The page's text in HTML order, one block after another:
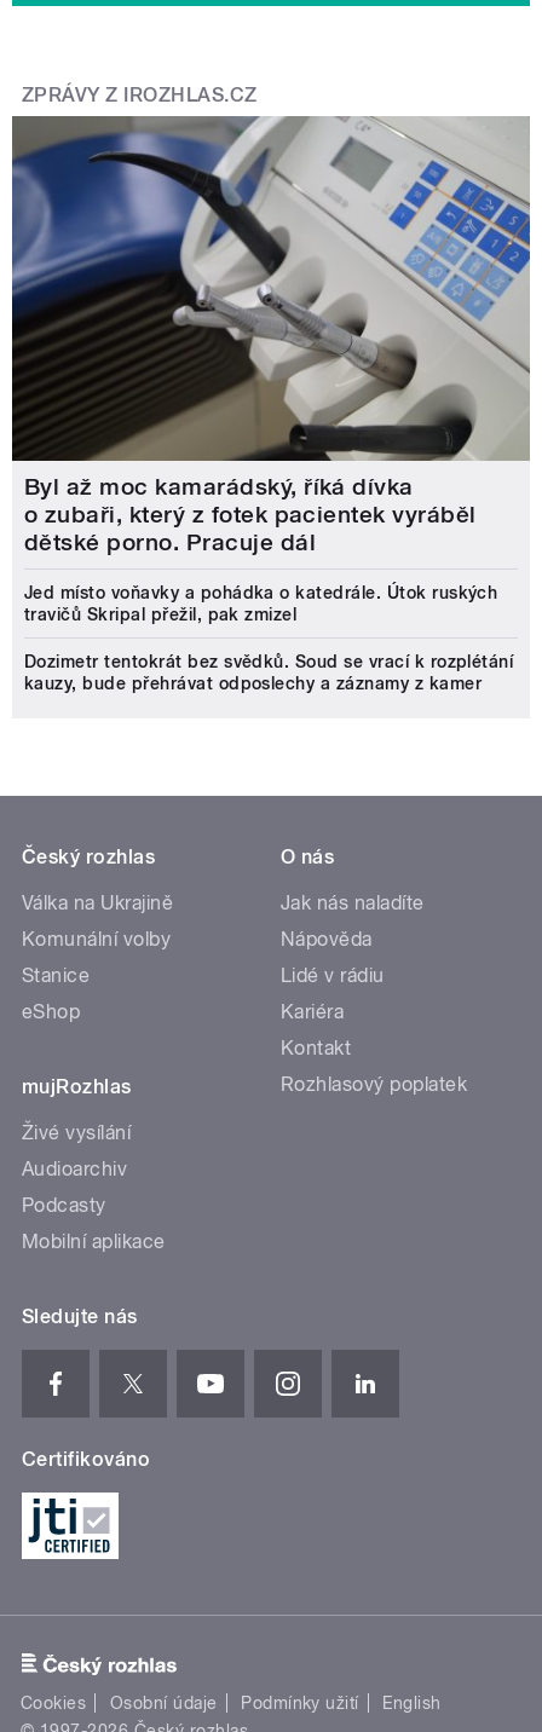
ZPRÁVY Z IROZHLAS.CZ
Byl až moc kamarádský, říká dívka
o zubaři, který z fotek pacientek vyráběl
dětské porno. Pracuje dál
Jed místo voňavky a pohádka o katedrále. Útok ruských
travičů Skripal přežil, pak zmizel
Dozimetr tentokrát bez svědků. Soud se vrací k rozplétání
kauzy, bude přehrávat odposlechy a záznamy z kamer
Český rozhlas
Válka na Ukrajině
Komunální volby
Stanice
eShop
mujRozhlas
Živé vysílání
Audioarchiv
Podcasty
Mobilní aplikace
O nás
Jak nás naladíte
Nápověda
Lidé v rádiu
Kariéra
Kontakt
Rozhlasový poplatek
Sledujte nás
Certifikováno
Cookies Osobní údaje Podmínky užití
English